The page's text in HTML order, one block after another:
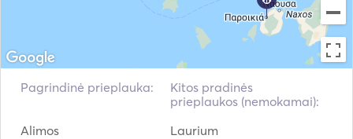
Mp3 grotuvas / radijas
DVD grotuvas
Skalbimo mašina
Maitinimo inverteris
Pripučiami vamzdžiai /
Donutai
Žvejybos lazda Wakeboard
Pagrindinė prieplauka:
Alimos
Kitos pradinės
prieplaukos (nemokamai):
Laurium